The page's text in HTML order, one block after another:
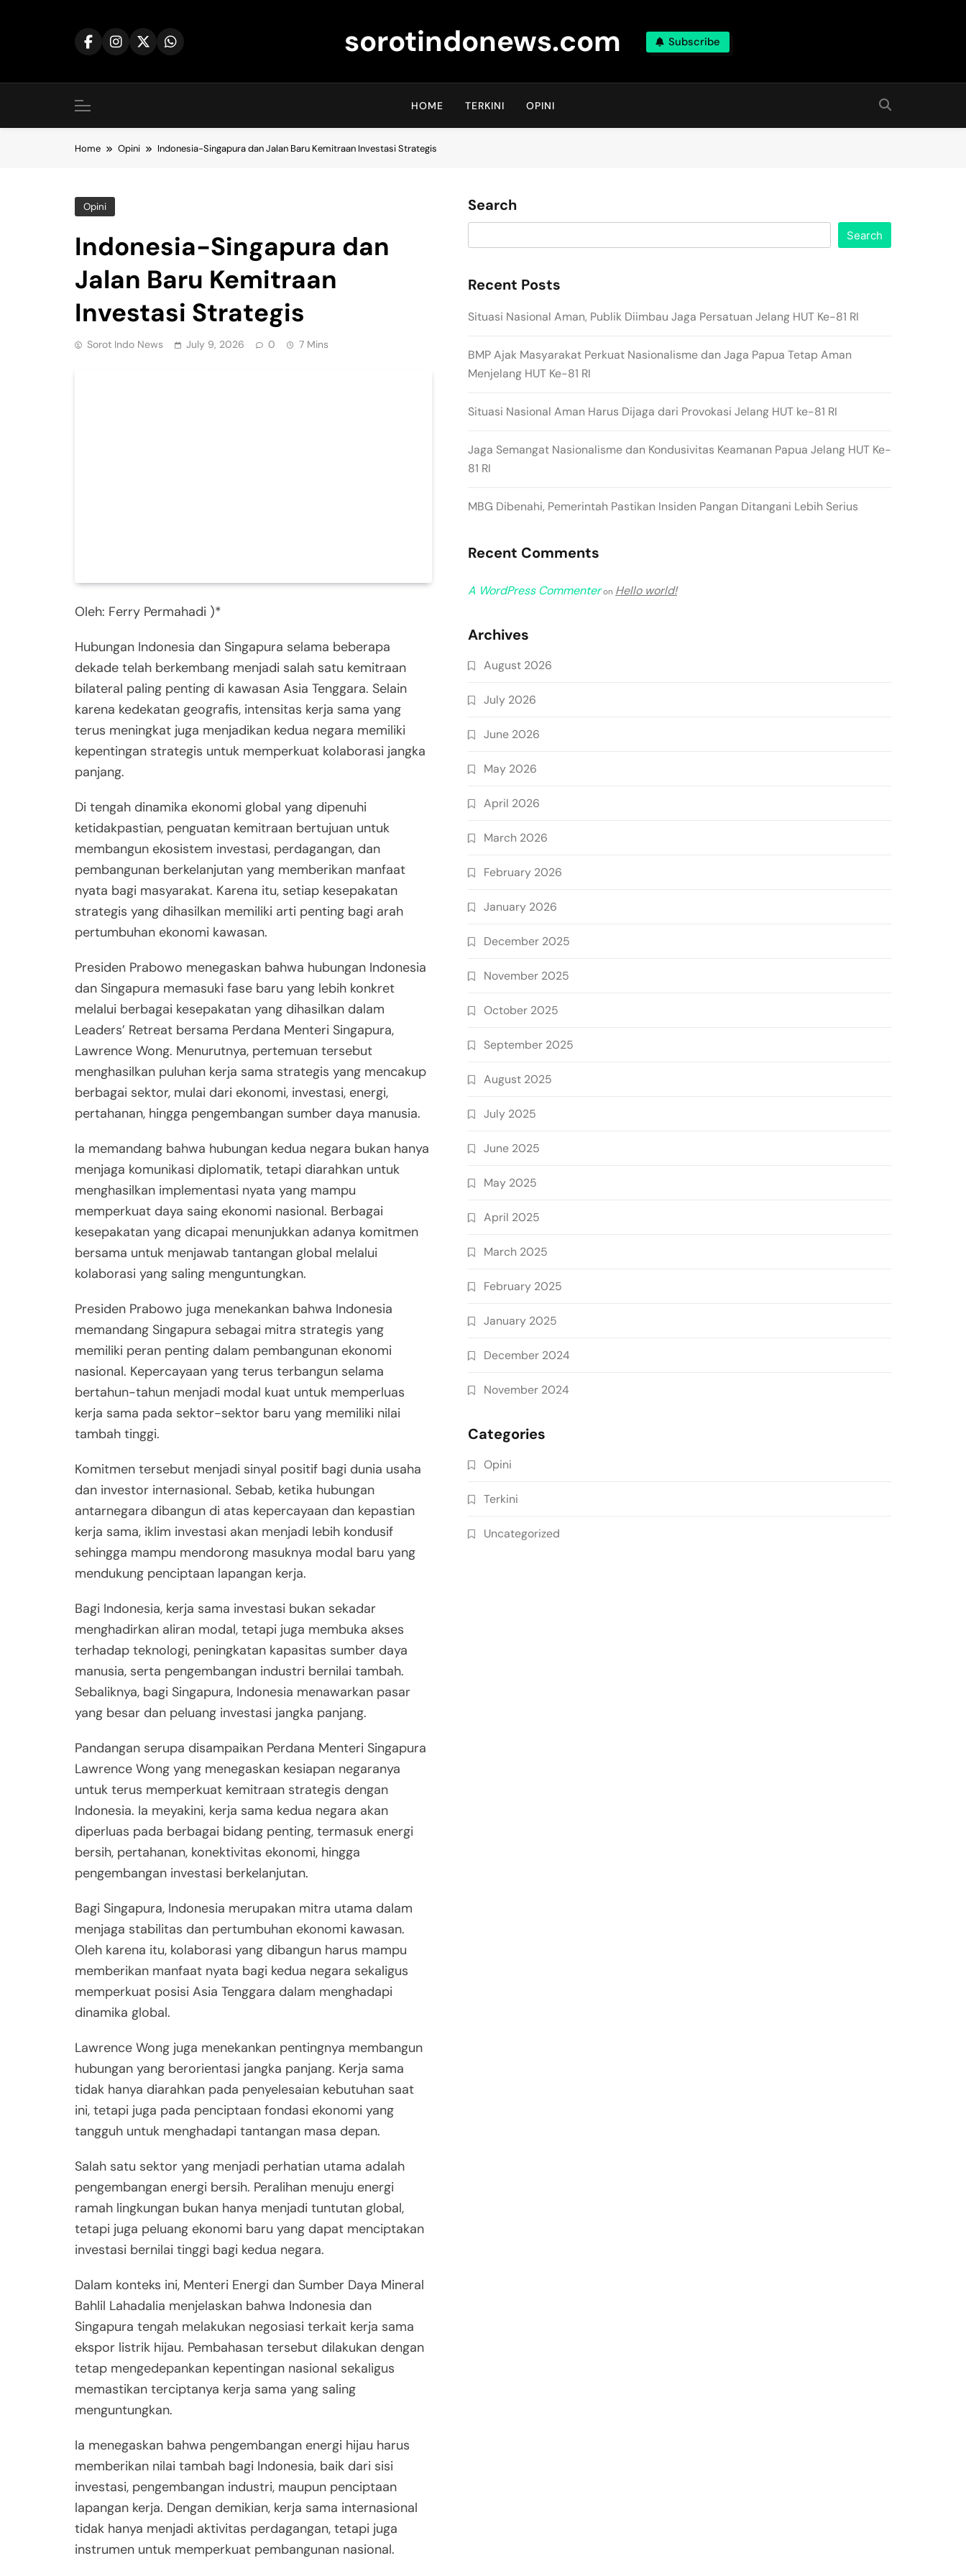
sorotindonews.com Subscribe
HOME TERKINI OPINI
Home Opini Indonesia-Singapura dan Jalan Baru Kemitraan Investasi Strategis
Opini
Indonesia-Singapura dan
Jalan Baru Kemitraan
Investasi Strategis
Sorot Indo News July 9, 2026 0 7 Mins
Oleh: Ferry Permahadi )*
Hubungan Indonesia dan Singapura selama beberapa
dekade telah berkembang menjadi salah satu kemitraan
bilateral paling penting di kawasan Asia Tenggara. Selain
karena kedekatan geografis, intensitas kerja sama yang
terus meningkat juga menjadikan kedua negara memiliki
kepentingan strategis untuk memperkuat kolaborasi jangka
panjang.
Di tengah dinamika ekonomi global yang dipenuhi
ketidakpastian, penguatan kemitraan bertujuan untuk
membangun ekosistem investasi, perdagangan, dan
pembangunan berkelanjutan yang memberikan manfaat
nyata bagi masyarakat. Karena itu, setiap kesepakatan
strategis yang dihasilkan memiliki arti penting bagi arah
pertumbuhan ekonomi kawasan.
Presiden Prabowo menegaskan bahwa hubungan Indonesia
dan Singapura memasuki fase baru yang lebih konkret
melalui berbagai kesepakatan yang dihasilkan dalam
Leaders’ Retreat bersama Perdana Menteri Singapura,
Lawrence Wong. Menurutnya, pertemuan tersebut
menghasilkan puluhan kerja sama strategis yang mencakup
berbagai sektor, mulai dari ekonomi, investasi, energi,
pertahanan, hingga pengembangan sumber daya manusia.
Ia memandang bahwa hubungan kedua negara bukan hanya
menjaga komunikasi diplomatik, tetapi diarahkan untuk
menghasilkan implementasi nyata yang mampu
memperkuat daya saing ekonomi nasional. Berbagai
kesepakatan yang dicapai menunjukkan adanya komitmen
bersama untuk menjawab tantangan global melalui
kolaborasi yang saling menguntungkan.
Presiden Prabowo juga menekankan bahwa Indonesia
memandang Singapura sebagai mitra strategis yang
memiliki peran penting dalam pembangunan ekonomi
nasional. Kepercayaan yang terus terbangun selama
bertahun-tahun menjadi modal kuat untuk memperluas
kerja sama pada sektor-sektor baru yang memiliki nilai
tambah tinggi.
Komitmen tersebut menjadi sinyal positif bagi dunia usaha
dan investor internasional. Sebab, ketika hubungan
antarnegara dibangun di atas kepercayaan dan kepastian
kerja sama, iklim investasi akan menjadi lebih kondusif
sehingga mampu mendorong masuknya modal baru yang
mendukung penciptaan lapangan kerja.
Bagi Indonesia, kerja sama investasi bukan sekadar
menghadirkan aliran modal, tetapi juga membuka akses
terhadap teknologi, peningkatan kapasitas sumber daya
manusia, serta pengembangan industri bernilai tambah.
Sebaliknya, bagi Singapura, Indonesia menawarkan pasar
yang besar dan peluang investasi jangka panjang.
Pandangan serupa disampaikan Perdana Menteri Singapura
Lawrence Wong yang menegaskan kesiapan negaranya
untuk terus memperkuat kemitraan strategis dengan
Indonesia. Ia meyakini, kerja sama kedua negara akan
diperluas pada berbagai bidang penting, termasuk energi
bersih, pertahanan, konektivitas ekonomi, hingga
pengembangan investasi berkelanjutan.
Bagi Singapura, Indonesia merupakan mitra utama dalam
menjaga stabilitas dan pertumbuhan ekonomi kawasan.
Oleh karena itu, kolaborasi yang dibangun harus mampu
memberikan manfaat nyata bagi kedua negara sekaligus
memperkuat posisi Asia Tenggara dalam menghadapi
dinamika global.
Lawrence Wong juga menekankan pentingnya membangun
hubungan yang berorientasi jangka panjang. Kerja sama
tidak hanya diarahkan pada penyelesaian kebutuhan saat
ini, tetapi juga pada penciptaan fondasi ekonomi yang
tangguh untuk menghadapi tantangan masa depan.
Salah satu sektor yang menjadi perhatian utama adalah
pengembangan energi bersih. Peralihan menuju energi
ramah lingkungan bukan hanya menjadi tuntutan global,
tetapi juga peluang ekonomi baru yang dapat menciptakan
investasi bernilai tinggi bagi kedua negara.
Dalam konteks ini, Menteri Energi dan Sumber Daya Mineral
Bahlil Lahadalia menjelaskan bahwa Indonesia dan
Singapura tengah melakukan negosiasi terkait kerja sama
ekspor listrik hijau. Pembahasan tersebut dilakukan dengan
tetap mengedepankan kepentingan nasional sekaligus
memastikan terciptanya kerja sama yang saling
menguntungkan.
Ia menegaskan bahwa pengembangan energi hijau harus
memberikan nilai tambah bagi Indonesia, baik dari sisi
investasi, pengembangan industri, maupun penciptaan
lapangan kerja. Dengan demikian, kerja sama internasional
tidak hanya menjadi aktivitas perdagangan, tetapi juga
instrumen untuk memperkuat pembangunan nasional.
Search
Search
Recent Posts
Situasi Nasional Aman, Publik Diimbau Jaga Persatuan Jelang HUT Ke-81 RI
BMP Ajak Masyarakat Perkuat Nasionalisme dan Jaga Papua Tetap Aman
Menjelang HUT Ke-81 RI
Situasi Nasional Aman Harus Dijaga dari Provokasi Jelang HUT ke-81 RI
Jaga Semangat Nasionalisme dan Kondusivitas Keamanan Papua Jelang HUT Ke-
81 RI
MBG Dibenahi, Pemerintah Pastikan Insiden Pangan Ditangani Lebih Serius
Recent Comments
A WordPress Commenteron Hello world!
Archives
August 2026
July 2026
June 2026
May 2026
April 2026
March 2026
February 2026
January 2026
December 2025
November 2025
October 2025
September 2025
August 2025
July 2025
June 2025
May 2025
April 2025
March 2025
February 2025
January 2025
December 2024
November 2024
Categories
Opini
Terkini
Uncategorized